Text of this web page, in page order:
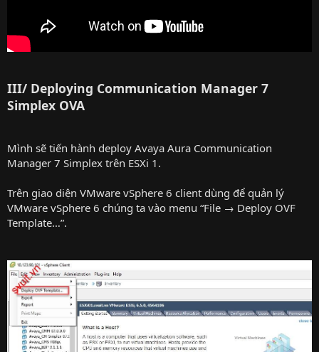
III/ Deploying Communication Manager 7
Simplex OVA
Mình sẽ tiến hành deploy Avaya Aura Communication
Manager 7 Simplex trên ESXi 1.
Trên giao diện VMware vSphere 6 client dùng để quản lý
VMware vSphere 6 chúng ta vào menu “File → Deploy OVF
Template…”.